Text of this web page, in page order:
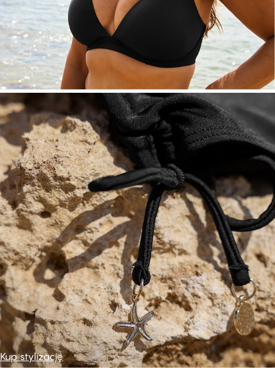
Kup stylizację